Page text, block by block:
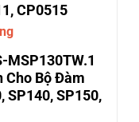
CP0515
MSP130TW.1
Cho Bộ Đàm
SP140, SP150,